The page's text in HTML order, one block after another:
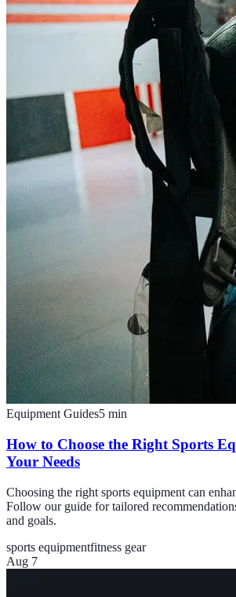
Equipment Guides5 min
How to Choose the Right Sports
Your Needs
Choosing the right sports equipment can
Follow our guide for tailored
and goals.
sports equipmentfitness gear
Aug 7